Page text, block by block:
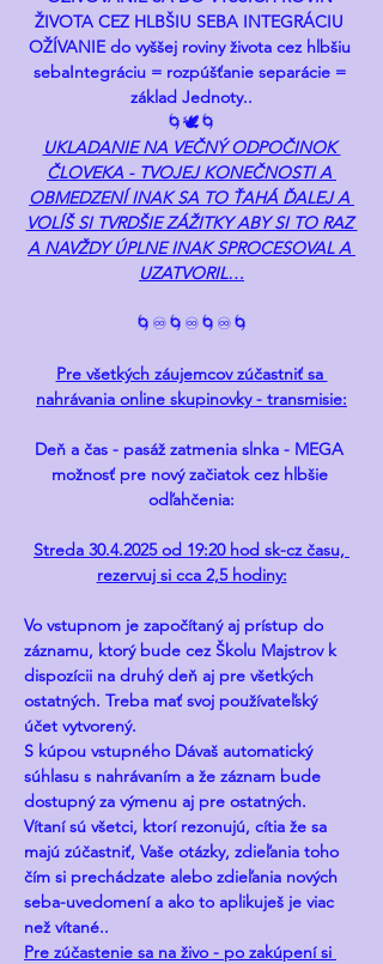
ŽIVOTA CEZ HLBŠIU SEBA INTEGRÁCIU
OŽÍVANIE do vyššej roviny života cez hlbšiu
sebaIntegráciu = rozpúšťanie separácie =
základ Jednoty..
🌀🕊️🌀
UKLADANIE NA VEČNÝ ODPOČINOK
ČLOVEKA - TVOJEJ KONEČNOSTI A
OBMEDZENÍ INAK SA TO ŤAHÁ ĎALEJ A
VOLÍŠ SI TVRDŠIE ZÁŽITKY ABY SI TO RAZ
A NAVŽDY ÚPLNE INAK SPROCESOVAL A
UZATVORIL…
🌀♾️🌀♾️🌀♾️🌀
Pre všetkých záujemcov zúčastniť sa
nahrávania online skupinovky - transmisie:
Deň a čas - pasáž zatmenia slnka - MEGA
možnosť pre nový začiatok cez hlbšie
odľahčenia:
Streda 30.4.2025 od 19:20 hod sk-cz času,
rezervuj si cca 2,5 hodiny:
Vo vstupnom je započítaný aj prístup do
záznamu, ktorý bude cez Školu Majstrov k
dispozícii na druhý deň aj pre všetkých
ostatných. Treba mať svoj používateľský
účet vytvorený.
S kúpou vstupného Dávaš automatický
súhlasu s nahrávaním a že záznam bude
dostupný za výmenu aj pre ostatných.
Vítaní sú všetci, ktorí rezonujú, cítia že sa
majú zúčastniť, Vaše otázky, zdieľania toho
čím si prechádzate alebo zdieľania nových
seba-uvedomení a ako to aplikuješ je viac
než vítané..
Pre zúčastenie sa na živo - po zakúpení si